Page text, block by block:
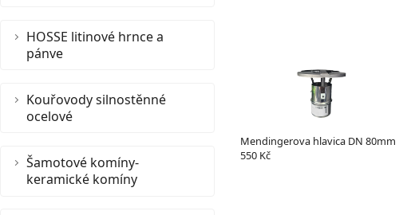
HOSSE litinové hrnce a
pánve
Kouřovody silnostěnné
ocelové
Šamotové komíny-
keramické komíny
Mendingerova hlavica DN 80mm
550 Kč